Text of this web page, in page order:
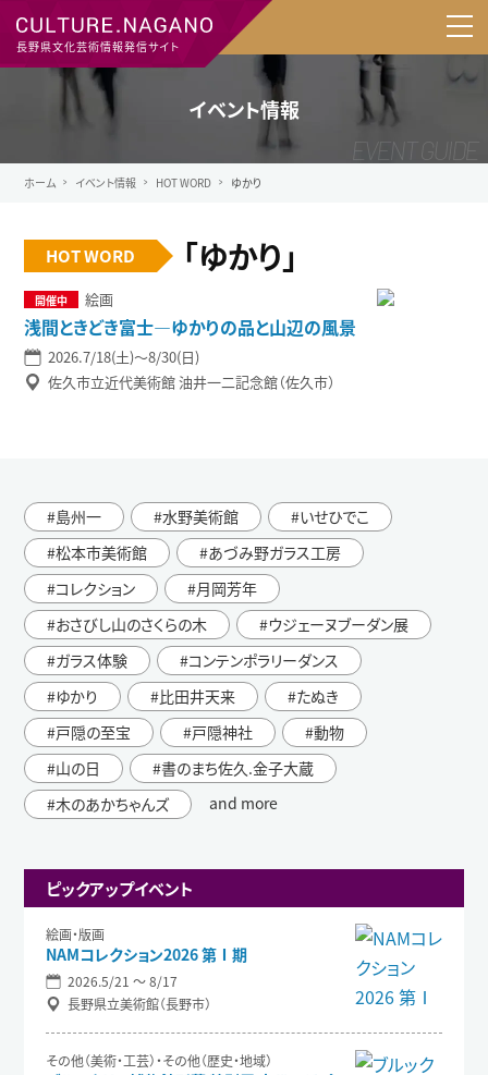
長野県文化芸術情報発信サイト
イベント情報
ホーム イベント情報 HOT WORD ゆかり
HOT WORD 「ゆかり」
絵画
浅間ときどき富士―ゆかりの品と山辺の風景
2026.7/18(土)〜8/30(日)
佐久市立近代美術館 油井一二記念館（佐久市）
島州一 水野美術館
いせひでこ
松本市美術館
あづみ野ガラス工房
コレクション
月岡芳年
おさびし山のさくらの木
ウジェーヌブーダン展
ガラス体験
コンテンポラリーダンス
ゆかり
比田井天来
たぬき
戸隠の至宝
戸隠神社
動物
山の日
書のまち佐久.金子大蔵
木のあかちゃんズ
and more
ピックアップイベント
絵画・版画
NAMコレクション2026 第Ⅰ期
2026.5/21 〜 8/17
長野県立美術館（長野市）
その他（美術・工芸）・その他（歴史・地域）